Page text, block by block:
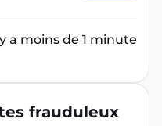
a moins de 1 minute
frauduleux